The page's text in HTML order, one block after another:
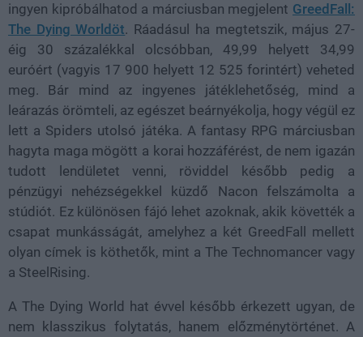
ingyen kipróbálhatod a márciusban megjelent GreedFall:
The Dying Worldöt. Ráadásul ha megtetszik, május 27-
éig 30 százalékkal olcsóbban, 49,99 helyett 34,99
euróért (vagyis 17 900 helyett 12 525 forintért) veheted
meg. Bár mind az ingyenes játéklehetőség, mind a
leárazás örömteli, az egészet beárnyékolja, hogy végül ez
lett a Spiders utolsó játéka. A fantasy RPG márciusban
hagyta maga mögött a korai hozzáférést, de nem igazán
tudott lendületet venni, röviddel később pedig a
pénzügyi nehézségekkel küzdő Nacon felszámolta a
stúdiót. Ez különösen fájó lehet azoknak, akik követték a
csapat munkásságát, amelyhez a két GreedFall mellett
olyan címek is köthetők, mint a The Technomancer vagy
a SteelRising.
A The Dying World hat évvel később érkezett ugyan, de
nem klasszikus folytatás, hanem előzménytörténet. A